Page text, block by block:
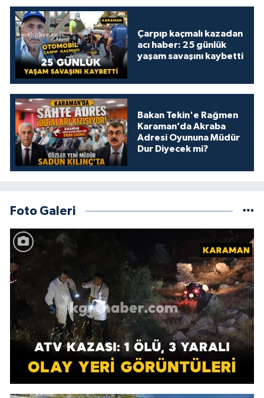
Çarpıp kaçmalı kazadan
acı haber: 25 günlük
yaşam savaşını kaybetti
Bakan Tekin'e Rağmen
Karaman’da Akraba
Adresi Oyununa Müdür
Dur Diyecek mi?
Foto Galeri